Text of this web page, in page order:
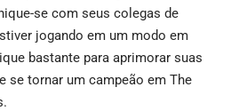
se com seus colegas de
jogando em um modo em
bastante para aprimorar suas
se tornar um campeão em The